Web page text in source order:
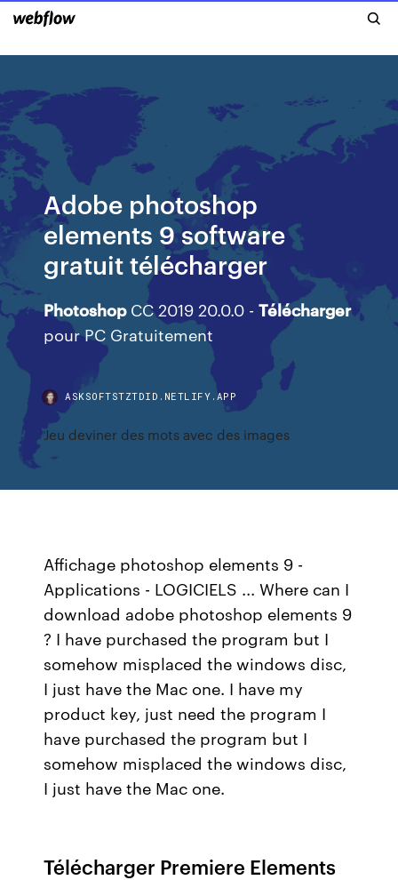
Adobe photoshop
elements 9 software
gratuit télécharger
PhotoshopCC 2019 20.0.0 -Télécharger
pour PC Gratuitement
ASKSOFTSTZTDID.NETLIFY.APP
Jeu deviner des mots avec des images
Affichage photoshop elements 9 -
Applications - LOGICIELS ... Where can I
download adobe photoshop elements 9
? I have purchased the program but I
somehow misplaced the windows disc,
I just have the Mac one. I have my
product key, just need the program I
have purchased the program but I
somehow misplaced the windows disc,
I just have the Mac one.
Télécharger Premiere Elements